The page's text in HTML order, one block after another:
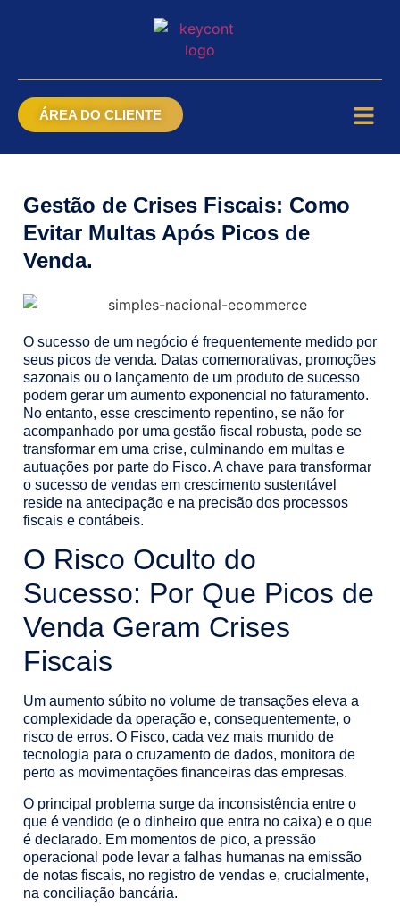
ÁREA DO CLIENTE
Gestão de Crises Fiscais: Como
Evitar Multas Após Picos de
Venda.
O sucesso de um negócio é frequentemente medido por
seus picos de venda. Datas comemorativas, promoções
sazonais ou o lançamento de um produto de sucesso
podem gerar um aumento exponencial no faturamento.
No entanto, esse crescimento repentino, se não for
acompanhado por uma gestão fiscal robusta, pode se
transformar em uma crise, culminando em multas e
autuações por parte do Fisco. A chave para transformar
o sucesso de vendas em crescimento sustentável
reside na antecipação e na precisão dos processos
fiscais e contábeis.
O Risco Oculto do
Sucesso: Por Que Picos de
Venda Geram Crises
Fiscais
Um aumento súbito no volume de transações eleva a
complexidade da operação e, consequentemente, o
risco de erros. O Fisco, cada vez mais munido de
tecnologia para o cruzamento de dados, monitora de
perto as movimentações financeiras das empresas.
O principal problema surge da inconsistência entre o
que é vendido (e o dinheiro que entra no caixa) e o que
é declarado. Em momentos de pico, a pressão
operacional pode levar a falhas humanas na emissão
de notas fiscais, no registro de vendas e, crucialmente,
na conciliação bancária.